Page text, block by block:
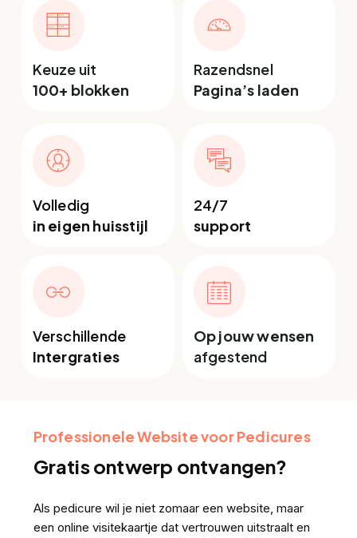
Keuze uit
100+ blokken
Razendsnel
Pagina’s laden
Volledig
in eigen huisstijl
24/7
support
Verschillende
Intergraties
Op jouw wensen
afgestend
Professionele Website voor Pedicures
Gratis ontwerp ontvangen?
Als pedicure wil je niet zomaar een website, maar
een online visitekaartje dat vertrouwen uitstraalt en